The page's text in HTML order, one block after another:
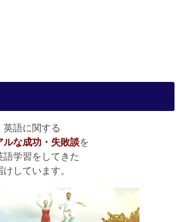
英語に関する
ルな成功・失敗談を
学習をしてきた
しています。